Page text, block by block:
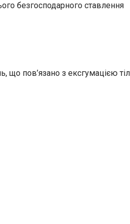
безгосподарного ставлення
пов’язано з ексгумацією